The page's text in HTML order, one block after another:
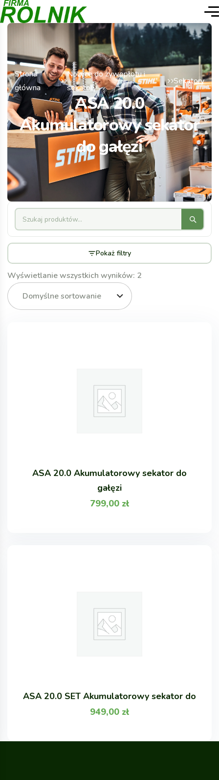
Strona
główna
Nożyce do żywopłotu i
sekatory
Sekatory
ASA 20.0
Akumulatorowy sekator
do gałęzi
Wyświetlanie wszystkich wyników: 2
Domyślne sortowanie
ASA 20.0 Akumulatorowy sekator do
gałęzi
799,00 zł
ASA 20.0 SET Akumulatorowy sekator do
949,00 zł
Pokaż filtry